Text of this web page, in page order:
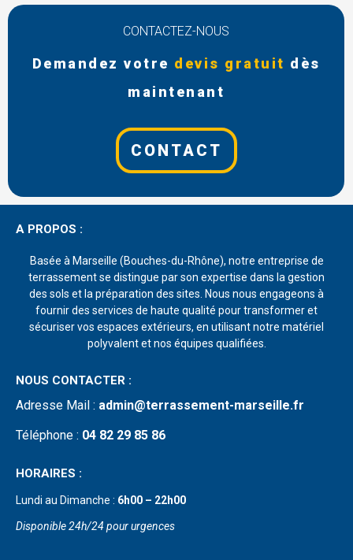
CONTACTEZ-NOUS
Demandez votre devis gratuit dès
maintenant
CONTACT
A PROPOS :
Basée à Marseille (Bouches-du-Rhône), notre entreprise de
terrassement se distingue par son expertise dans la gestion
des sols et la préparation des sites. Nous nous engageons à
fournir des services de haute qualité pour transformer et
sécuriser vos espaces extérieurs, en utilisant notre matériel
polyvalent et nos équipes qualifiées.
NOUS CONTACTER :
Adresse Mail : admin@terrassement-marseille.fr
Téléphone : 04 82 29 85 86
HORAIRES :
Lundi au Dimanche : 6h00 – 22h00
Disponible 24h/24 pour urgences